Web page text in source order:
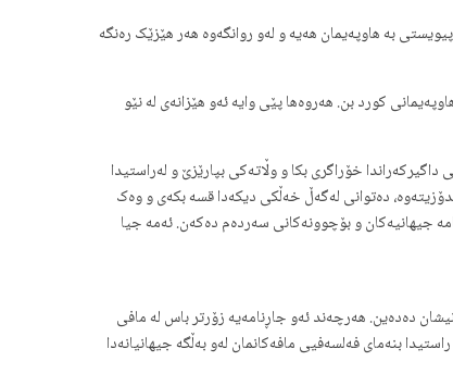
بە هاوپەیمان هەیە و لەو روانگەوە هەر هێزێک رەنگە
کورد بن. هەروەها پێی وایە ئەو هێزانەی لە نێو
خۆراگری بکا و وڵاتەکی بپارێزێ و لەراستیدا
دەتوانی لەگەڵ خەڵکی دیکەدا قسە بکەی و وەک
جیهانیەکان و بۆچوونەکانی سەردەم دەکەن. ئەمە جیا
دەدەین. هەرچەند ئەو جاڕنامەیە زۆرتر باس لە مافی
بنەمای فەلسەفیی مافەکانمان لەو بەڵگە جیهانیانەدا